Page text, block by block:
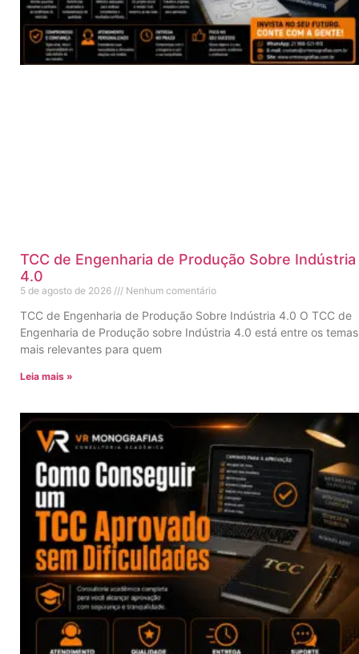
TCC de Engenharia de Produção Sobre Indústria
4.0
5 de agosto de 2026 Nenhum comentário
TCC de Engenharia de Produção Sobre Indústria 4.0 O TCC de
Engenharia de Produção sobre Indústria 4.0 está entre os temas
mais relevantes para quem
Leia mais »